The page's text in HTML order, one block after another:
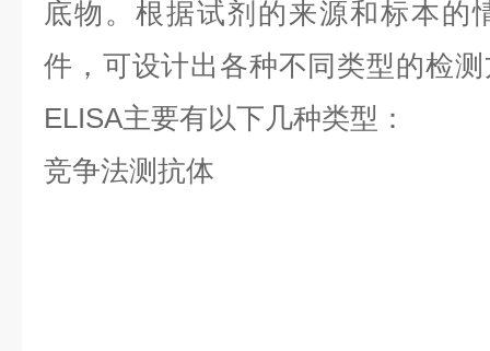
底物。根据试剂的来源和标本的
件，可设计出各种不同类型的检
ELISA主要有以下几种类型：
竞争法测抗体